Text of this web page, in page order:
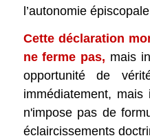
l’autonomie
Cette déclaration
ne ferme pas, mais
opportunité de
immédiatement,
n'impose pas de
éclaircissements